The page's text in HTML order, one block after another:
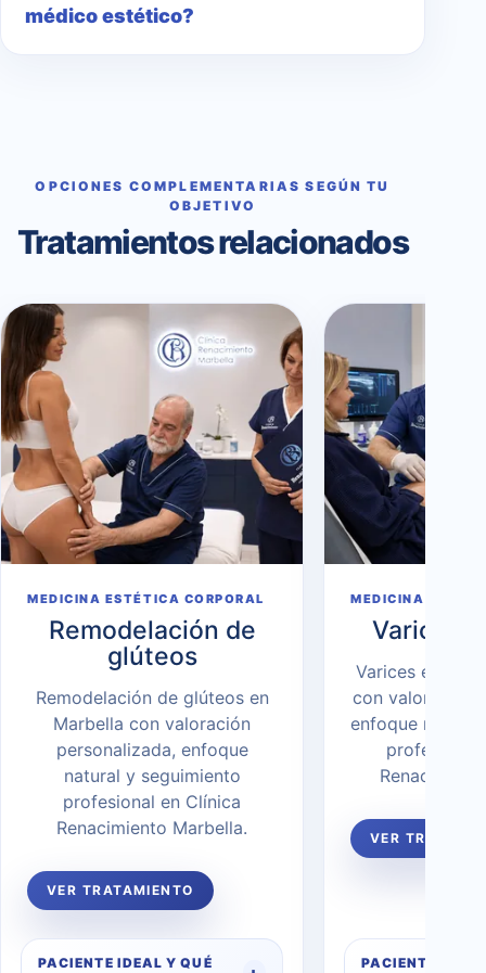
médico estético?
OPCIONES COMPLEMENTARIAS SEGÚN TU
OBJETIVO
Tratamientos relacionados
MEDICINA ESTÉTICA CORPORAL
Remodelación de
glúteos
Remodelación de glúteos en
Marbella con valoración
personalizada, enfoque
natural y seguimiento
profesional en Clínica
Renacimiento Marbella.
VER TRATAMIENTO
PACIENTE IDEAL Y QUÉ
MEDICINA
Varices
Varices
con valoración
enfoque
profesional
VER
PACIENTE